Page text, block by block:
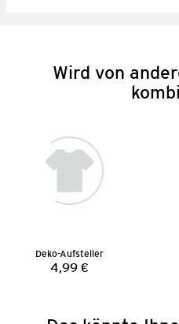
Wird von
Deko-Aufsteller
Preis:
4,99 €